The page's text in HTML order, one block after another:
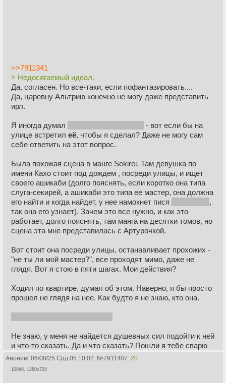
>>7911341
> Недосягаемый идеал.
Да, согласен. Но все-таки, если пофантазировать....
Да, царевну Альтрию конечно не могу даже представить
ирл.
Я иногда думал
- вот если бы на
улице встретил её, чтобы я сделал? Даже не могу сам
себе ответить на этот вопрос.
Была похожая сцена в манге Sekirei. Там девушка по
имени Кахо стоит под дождем , посреди улицы, и ищет
своего ашикаби (долго пояснять, если коротко она типа
слуга-секирей, а ашикаби это типа ее мастер, она должна
его найти и когда найдет, у нее намокнет пися
,
так она его узнает). Зачем это все нужно, и как это
работает, долго пояснять, там манга на десятки томов, но
сцена эта мне представилась с Артурочкой.
Вот стоит она посреди улицы, останавливает прохожих -
"не ты ли мой мастер?", все проходят мимо, даже не
глядя. Вот я стою в пяти шагах. Мои действия?
Ходил по квартире, думал об этом. Наверно, я бы просто
прошел не глядя на нее. Как будто я не знаю, кто она.
Не знаю, у меня не найдется душевных сил подойти к ней
и что-то сказать. Да и что сказать? Пошли я тебе сварю
пельмени? Налью водки? Это смешно. Лучше ей просто
Аноним 06/08/25 Срд 05:10:02 №7911407 20
100Кб, 1280x720